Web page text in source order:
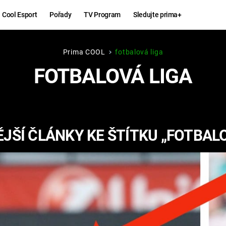
Cool Esport Pořady TV Program Sledujte prima+
Hry
KINGDOM
COME:
DELIVERANCE
ESPORT
Zábava
KOMEDIE
CHUCK
NORRIS
Prima COOL fotbalová liga
FOTBALOVÁ LIGA
ČLÁNKY KE ŠTÍTKU